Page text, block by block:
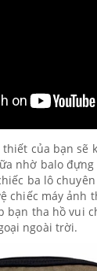
của bạn sẽ
nhờ balo đựng
ba lô
chiếc máy ảnh
bạn tha hồ vui
ngoài trời.